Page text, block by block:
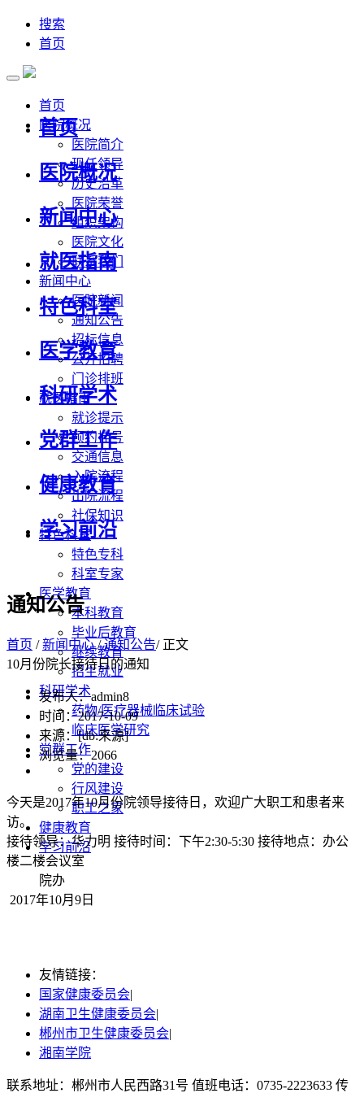
搜索
首页
首页
医院概况
医院简介
现任领导
历史沿革
医院荣誉
组织架构
医院文化
联系我们
新闻中心
医院新闻
通知公告
招标信息
公开招聘
门诊排班
就医指南
就诊提示
预约挂号
交通信息
入院流程
出院流程
社保知识
特色科室
特色专科
科室专家
医学教育
本科教育
毕业后教育
继续教育
招生就业
科研学术
药物/医疗器械临床试验
临床医学研究
党群工作
党的建设
行风建设
职工之家
健康教育
学习前沿
首页
医院概况
新闻中心
就医指南
特色科室
医学教育
科研学术
党群工作
健康教育
学习前沿
通知公告
首页 /新闻中心/通知公告/ 正文
10月份院长接待日的通知
发布人：admin8
时间：2017-10-09
来源：[db:来源]
浏览量：2066
今天是2017年10月份院领导接待日，欢迎广大职工和患者来
访。
接待领导：华力明 接待时间：下午2:30-5:30 接待地点：办公
楼二楼会议室
院办
2017年10月9日
友情链接：
国家健康委员会|
湖南卫生健康委员会|
郴州市卫生健康委员会|
湘南学院
联系地址：郴州市人民西路31号 值班电话：0735-2223633 传